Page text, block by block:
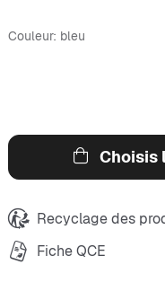
Couleur: bleu
Choisis
Recyclage des
Fiche QCE